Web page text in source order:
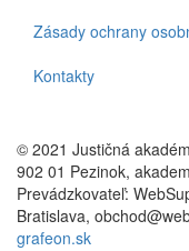
Zásady ochrany
Kontakty
© 2021 Justičná
902 01 Pezinok,
Prevádzkovateľ:
Bratislava,
grafeon.sk